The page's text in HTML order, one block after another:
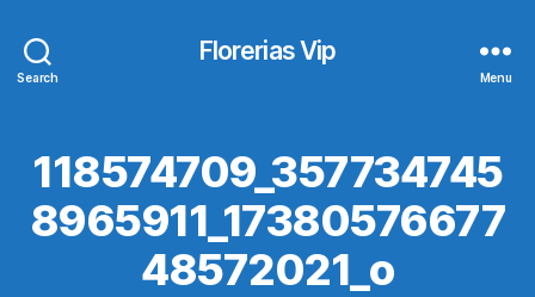
Search
Florerias Vip
Menu
118574709_357734745
8965911_17380576677
48572021_o